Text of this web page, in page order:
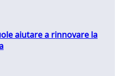
aiutare a rinnovare la